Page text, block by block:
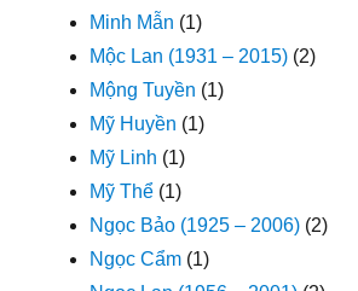
Minh Mẫn (1)
Mộc Lan (1931 – 2015) (2)
Mộng Tuyền (1)
Mỹ Huyền (1)
Mỹ Linh (1)
Mỹ Thể (1)
Ngọc Bảo (1925 – 2006) (2)
Ngọc Cẩm (1)